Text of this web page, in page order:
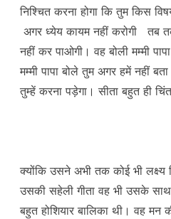
निश्चित करना होगा कि तुम किस
अगर ध्येय कायम नहीं करोगी तब
नहीं कर पाओगी। वह बोली मम्मी
मम्मी पापा बोले तुम अगर हमें नहीं
तुम्हें करना पड़ेगा। सीता बहुत ही
क्योंकि उसने अभी तक कोई भी लक्ष्य
उसकी सहेली गीता वह भी उसके
बहुत होशियार बालिका थी। वह मन